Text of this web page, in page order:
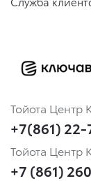
Тойота Центр
+7(861) 22-
Тойота Центр
+7 (861)